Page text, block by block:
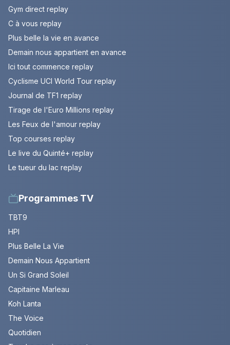
Gym direct replay
C à vous replay
Plus belle la vie en avance
Demain nous appartient en avance
Ici tout commence replay
Cyclisme UCI World Tour replay
Journal de TF1 replay
Tirage de l'Euro Millions replay
Les Feux de l'amour replay
Top courses replay
Le live du Quinté+ replay
Le tueur du lac replay
Programmes TV
TBT9
HPI
Plus Belle La Vie
Demain Nous Appartient
Un Si Grand Soleil
Capitaine Marleau
Koh Lanta
The Voice
Quotidien